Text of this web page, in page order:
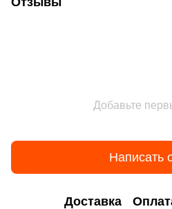
Добавьте
Написать
Доставка